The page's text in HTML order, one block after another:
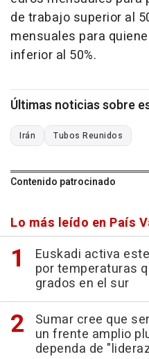
de trabajo superior al
mensuales para
inferior al 50%.
Últimas noticias sobre
Irán Tubos Reunidos
Contenido patrocinado
Lo más leído en País
Euskadi activa
por temperaturas
grados en el sur
Sumar cree que
un frente amplio
dependa de